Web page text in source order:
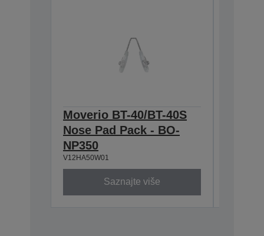
Moverio BT-40/BT-40S
Nose Pad Pack - BO-
NP350
V12HA50W01
Saznajte više